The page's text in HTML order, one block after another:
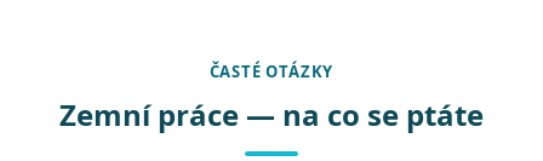
ČASTÉ OTÁZKY
Zemní práce — na co se ptáte